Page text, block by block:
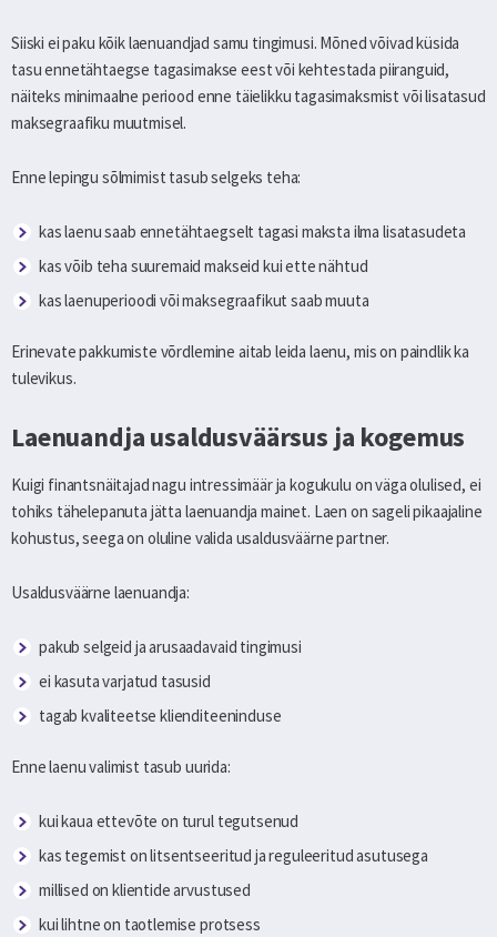
Siiski ei paku kõik laenuandjad samu tingimusi. Mõned võivad küsida
tasu ennetähtaegse tagasimakse eest või kehtestada piiranguid,
näiteks minimaalne periood enne täielikku tagasimaksmist või lisatasud
maksegraafiku muutmisel.
Enne lepingu sõlmimist tasub selgeks teha:
kas laenu saab ennetähtaegselt tagasi maksta ilma lisatasudeta
kas võib teha suuremaid makseid kui ette nähtud
kas laenuperioodi või maksegraafikut saab muuta
Erinevate pakkumiste võrdlemine aitab leida laenu, mis on paindlik ka
tulevikus.
Laenuandja usaldusväärsus ja kogemus
Kuigi finantsnäitajad nagu intressimäär ja kogukulu on väga olulised, ei
tohiks tähelepanuta jätta laenuandja mainet. Laen on sageli pikaajaline
kohustus, seega on oluline valida usaldusväärne partner.
Usaldusväärne laenuandja:
pakub selgeid ja arusaadavaid tingimusi
ei kasuta varjatud tasusid
tagab kvaliteetse klienditeeninduse
Enne laenu valimist tasub uurida:
kui kaua ettevõte on turul tegutsenud
kas tegemist on litsentseeritud ja reguleeritud asutusega
millised on klientide arvustused
kui lihtne on taotlemise protsess